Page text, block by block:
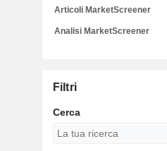
Articoli MarketScreener
Analisi MarketScreener
Filtri
Cerca